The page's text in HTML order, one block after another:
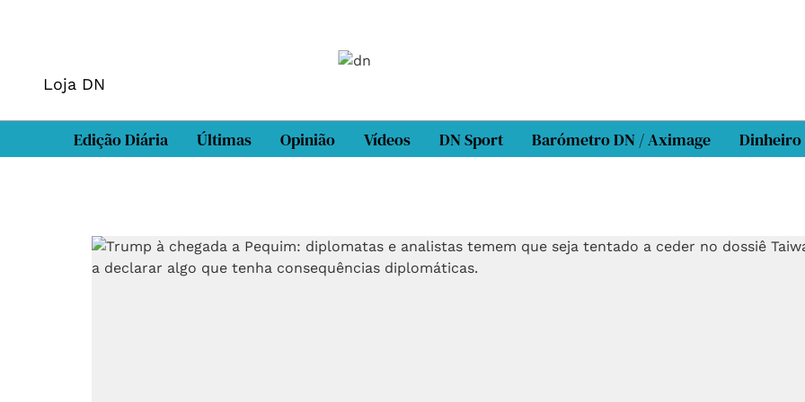
Loja DN
Edição Diária Últimas Opinião Vídeos DN Sport Barómetro DN / Aximage Dinheiro